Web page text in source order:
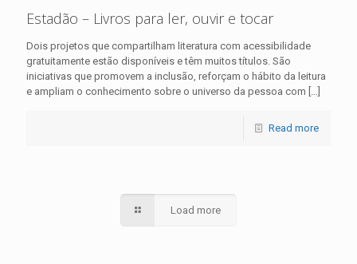
Estadão – Livros para ler, ouvir e tocar
Dois projetos que compartilham literatura com acessibilidade
gratuitamente estão disponíveis e têm muitos títulos. São
iniciativas que promovem a inclusão, reforçam o hábito da leitura
e ampliam o conhecimento sobre o universo da pessoa com […]
Read more
Load more